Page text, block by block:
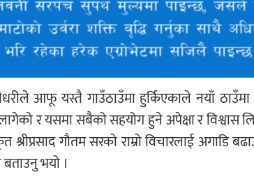
आफू यस्तै गाउँठाउँमा हुर्किएकाले नयाँ
र यसमा सबैको सहयोग हुने अपेक्षा र विश्वास
गौतम सरको राम्रो विचारलाई अगाडि
भयो ।